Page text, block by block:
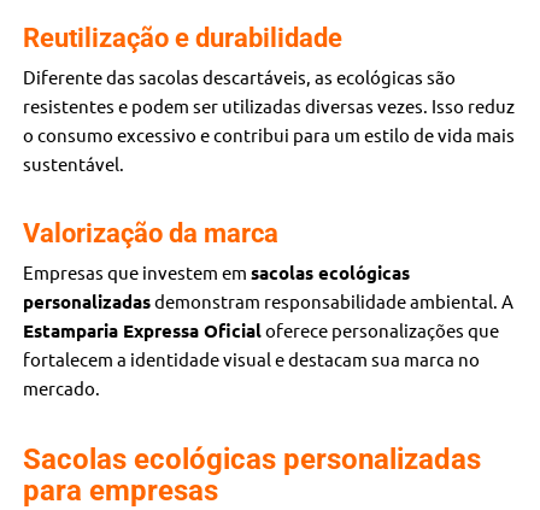
Reutilização e durabilidade
Diferente das sacolas descartáveis, as ecológicas são
resistentes e podem ser utilizadas diversas vezes. Isso reduz
o consumo excessivo e contribui para um estilo de vida mais
sustentável.
Valorização da marca
Empresas que investem emsacolas ecológicas
personalizadasdemonstram responsabilidade ambiental. A
Estamparia Expressa Oficialoferece personalizações que
fortalecem a identidade visual e destacam sua marca no
mercado.
Sacolas ecológicas personalizadas
para empresas